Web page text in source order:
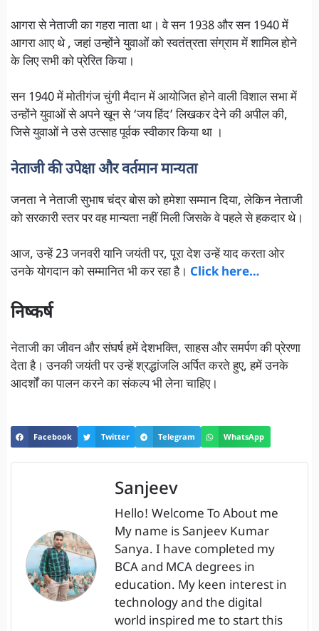
आगरा से नेताजी का गहरा नाता था। वे सन 1938 और सन 1940 में
आगरा आए थे , जहां उन्होंने युवाओं को स्वतंत्रता संग्राम में शामिल होने
के लिए सभी को प्रेरित किया।
सन 1940 में मोतीगंज चुंगी मैदान में आयोजित होने वाली विशाल सभा में
उन्होंने युवाओं से अपने खून से ‘जय हिंद’ लिखकर देने की अपील की,
जिसे युवाओं ने उसे उत्साह पूर्वक स्वीकार किया था ।
नेताजी की उपेक्षा और वर्तमान मान्यता
जनता ने नेताजी सुभाष चंद्र बोस को हमेशा सम्मान दिया, लेकिन नेताजी
को सरकारी स्तर पर वह मान्यता नहीं मिली जिसके वे पहले से हकदार थे।
आज, उन्हें 23 जनवरी यानि जयंती पर, पूरा देश उन्हें याद करता ओर
उनके योगदान को सम्मानित भी कर रहा है। Click here…
निष्कर्ष
नेताजी का जीवन और संघर्ष हमें देशभक्ति, साहस और समर्पण की प्रेरणा
देता है। उनकी जयंती पर उन्हें श्रद्धांजलि अर्पित करते हुए, हमें उनके
आदर्शों का पालन करने का संकल्प भी लेना चाहिए।
Facebook Twitter Telegram WhatsApp
Sanjeev
Hello! Welcome To About me
My name is Sanjeev Kumar
Sanya. I have completed my
BCA and MCA degrees in
education. My keen interest in
technology and the digital
world inspired me to start this